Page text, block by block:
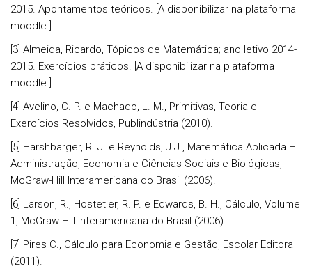
2015. Apontamentos teóricos. [A disponibilizar na plataforma
moodle.]
[3] Almeida, Ricardo, Tópicos de Matemática; ano letivo 2014-
2015. Exercícios práticos. [A disponibilizar na plataforma
moodle.]
[4] Avelino, C. P. e Machado, L. M., Primitivas, Teoria e
Exercícios Resolvidos, Publindústria (2010).
[5] Harshbarger, R. J. e Reynolds, J.J., Matemática Aplicada –
Administração, Economia e Ciências Sociais e Biológicas,
McGraw-Hill Interamericana do Brasil (2006).
[6] Larson, R., Hostetler, R. P. e Edwards, B. H., Cálculo, Volume
1, McGraw-Hill Interamericana do Brasil (2006).
[7] Pires C., Cálculo para Economia e Gestão, Escolar Editora
(2011).